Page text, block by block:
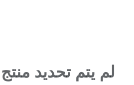
لم يتم تحديد منتج